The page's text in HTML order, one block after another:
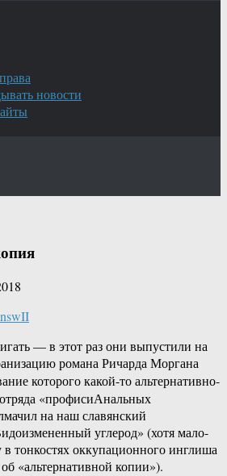
новости
— в этот раз они выпустили на
романа Ричарда Моргана
которого какой-то альтернативно-
«профисиАнальных
на наш славянский
углерод» (хотя мало-
тонкостях оккупационного инглиша
«альтернативной копии»).